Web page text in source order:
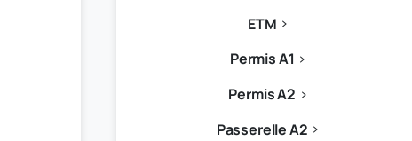
ETM
Permis A1
Permis A2
Passerelle A2